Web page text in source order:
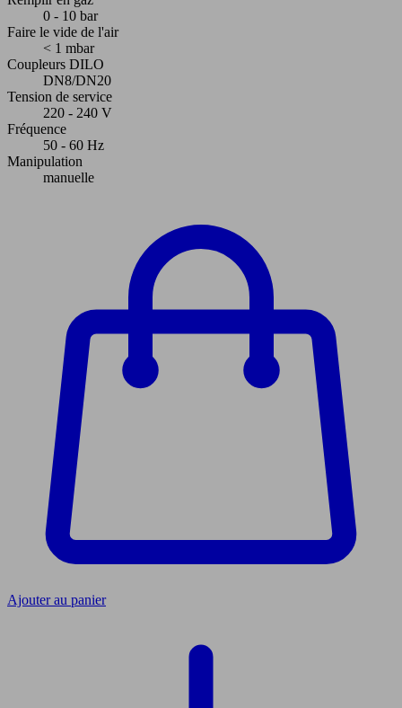
0 - 10 bar
Faire le vide de l'air
< 1 mbar
Coupleurs DILO
DN8/DN20
Tension de service
220 - 240 V
Fréquence
50 - 60 Hz
Manipulation
manuelle
Ajouter au panier